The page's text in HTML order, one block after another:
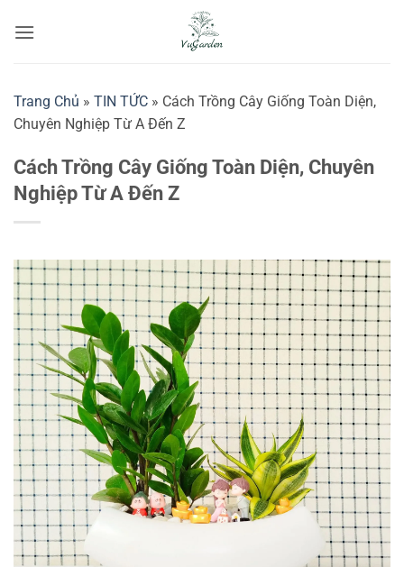
qua
Trang Chủ » TIN TỨC » Cách Trồng Cây Giống Toàn Diện,
Chuyên Nghiệp Từ A Đến Z
Cách Trồng Cây Giống Toàn Diện, Chuyên
Nghiệp Từ A Đến Z